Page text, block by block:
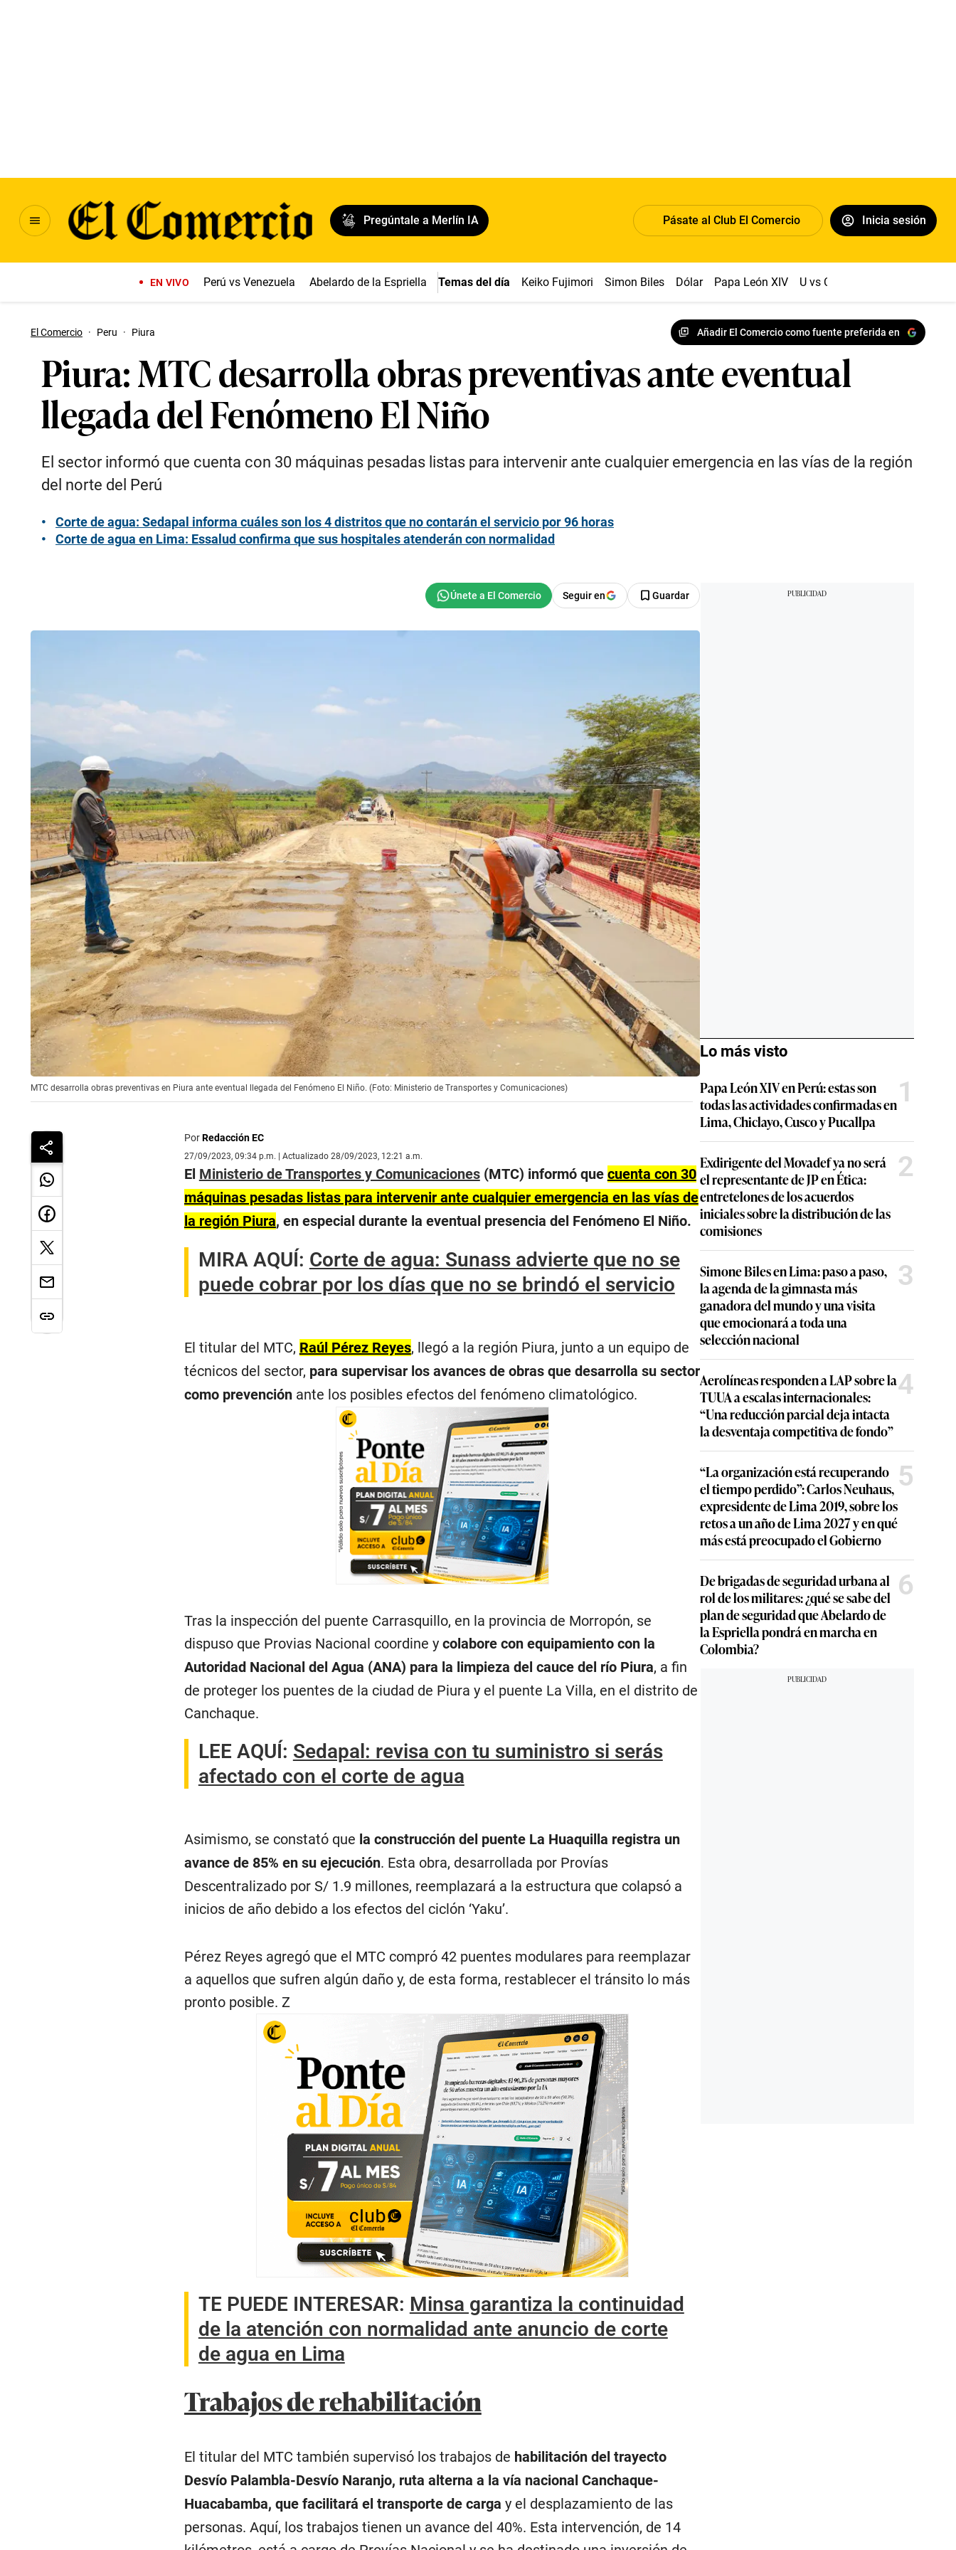
Pregúntale a Merlín IA Pásate al Club El Comercio Inicia sesión
EN VIVO Perú vs Venezuela Abelardo de la Espriella Temas del día Keiko Fujimori Simon Biles Dólar Papa León XIV U vs Cristal
El Comercio · Peru · Piura Añadir El Comercio como fuente preferida en
Piura: MTC desarrolla obras preventivas ante eventual
llegada del Fenómeno El Niño
El sector informó que cuenta con 30 máquinas pesadas listas para intervenir ante cualquier emergencia en las vías de la región
del norte del Perú
Corte de agua: Sedapal informa cuáles son los 4 distritos que no contarán el servicio por 96 horas
Corte de agua en Lima: Essalud confirma que sus hospitales atenderán con normalidad
Seguir en Guardar
MTC desarrolla obras preventivas en Piura ante eventual llegada del Fenómeno El Niño. (Foto: Ministerio de Transportes y Comunicaciones)
PorRedacción EC
27/09/2023, 09:34 p.m. | Actualizado 28/09/2023, 12:21 a.m.
El Ministerio de Transportes y Comunicaciones(MTC) informó que cuenta con 30
máquinas pesadas listas para intervenir ante cualquier emergencia en las vías de
la región Piura, en especial durante la eventual presencia del Fenómeno El Niño.
MIRA AQUÍ: Corte de agua: Sunass advierte que no se
puede cobrar por los días que no se brindó el servicio
El titular del MTC, Raúl Pérez Reyes, llegó a la región Piura, junto a un equipo de
técnicos del sector, para supervisar los avances de obras que desarrolla su sector
como prevenciónante los posibles efectos del fenómeno climatológico.
Tras la inspección del puente Carrasquillo, en la provincia de Morropón, se
dispuso que Provias Nacional coordine y colabore con equipamiento con la
Autoridad Nacional del Agua (ANA) para la limpieza del cauce del río Piura, a fin
de proteger los puentes de la ciudad de Piura y el puente La Villa, en el distrito de
Canchaque.
LEE AQUÍ: Sedapal: revisa con tu suministro si serás
afectado con el corte de agua
Asimismo, se constató que la construcción del puente La Huaquilla registra un
avance de 85% en su ejecución. Esta obra, desarrollada por Provías
Descentralizado por S/ 1.9 millones, reemplazará a la estructura que colapsó a
inicios de año debido a los efectos del ciclón ‘Yaku’.
Pérez Reyes agregó que el MTC compró 42 puentes modulares para reemplazar
a aquellos que sufren algún daño y, de esta forma, restablecer el tránsito lo más
pronto posible. Z
TE PUEDE INTERESAR: Minsa garantiza la continuidad
de la atención con normalidad ante anuncio de corte
de agua en Lima
Trabajos de rehabilitación
El titular del MTC también supervisó los trabajos de habilitación del trayecto
Desvío Palambla-Desvío Naranjo, ruta alterna a la vía nacional Canchaque-
Huacabamba, que facilitará el transporte de carga y el desplazamiento de las
personas. Aquí, los trabajos tienen un avance del 40%. Esta intervención, de 14
Lo más visto
Papa León XIV en Perú: estas son
todas las actividades confirmadas en
Lima, Chiclayo, Cusco y Pucallpa
1
Exdirigente del Movadef ya no será
el representante de JP en Ética:
entretelones de los acuerdos
iniciales sobre la distribución de las
comisiones
2
Simone Biles en Lima: paso a paso,
la agenda de la gimnasta más
ganadora del mundo y una visita
que emocionará a toda una
selección nacional
3
Aerolíneas responden a LAP sobre la
TUUA a escalas internacionales:
“Una reducción parcial deja intacta
la desventaja competitiva de fondo”
4
“La organización está recuperando
el tiempo perdido”: Carlos Neuhaus,
expresidente de Lima 2019, sobre los
retos a un año de Lima 2027 y en qué
más está preocupado el Gobierno
5
De brigadas de seguridad urbana al
rol de los militares: ¿qué se sabe del
plan de seguridad que Abelardo de
la Espriella pondrá en marcha en
Colombia?
6